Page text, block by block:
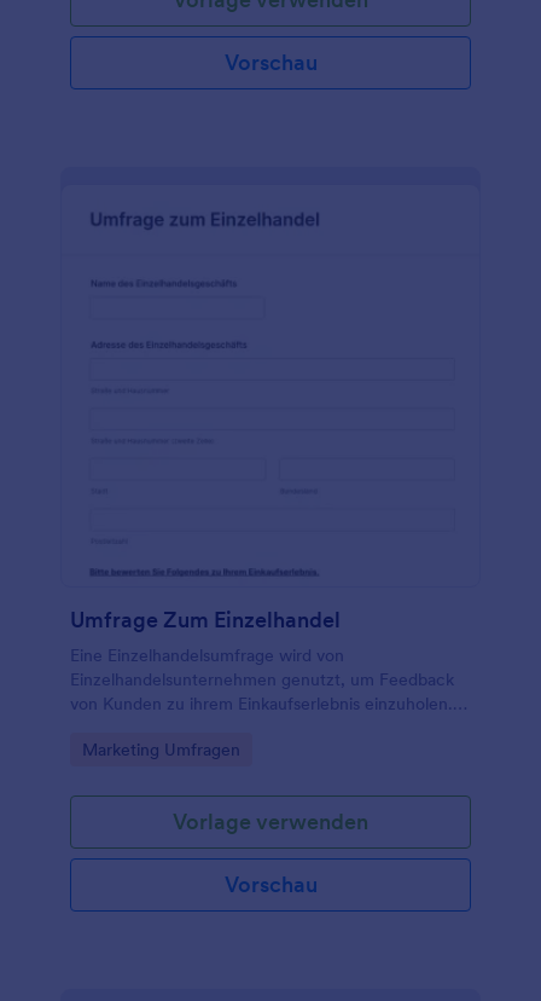
den Kontaktdaten des Befragten fragen. In dieser
Formularvorlage wird auch gefragt, welche Art von
T-Shirts die Kunden normalerweise kaufen, wo sie
auch über einen direkten Link weitergegeben
Anpassung und Bearbeitung dieser Formularvorlage
Formulargenerator öffnen, der intuitiv und
Vorschau
Umfrage Zum Einzelhandel
Eine Einzelhandelsumfrage wird von
Einzelhandelsunternehmen genutzt, um Feedback
von Kunden zu ihrem Einkaufserlebnis einzuholen.
von Jotform können Geschäftsinhaber und Manager
aus Antworten erhalten!
Go to Category:
Marketing Umfragen
Vorlage verwenden
Vorschau